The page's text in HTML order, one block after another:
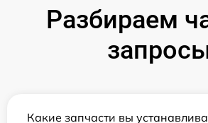
Разбираем
Какие запчасти вы